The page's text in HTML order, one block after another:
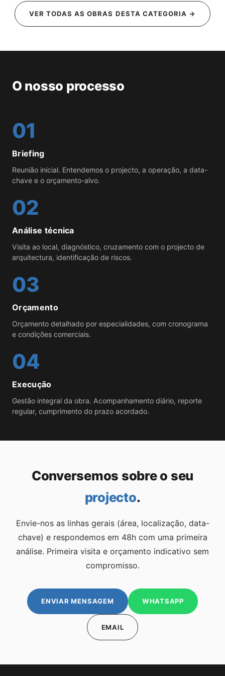
Escritórios EIC
VER TODAS AS OBRAS DESTA CATEGORIA →
O nosso processo
01
Briefing
Reunião inicial. Entendemos o projecto, a operação, a data-
chave e o orçamento-alvo.
02
Análise técnica
Visita ao local, diagnóstico, cruzamento com o projecto de
arquitectura, identificação de riscos.
03
Orçamento
Orçamento detalhado por especialidades, com cronograma
e condições comerciais.
04
Execução
Gestão integral da obra. Acompanhamento diário, reporte
regular, cumprimento do prazo acordado.
Conversemos sobre o seu
projecto.
Envie-nos as linhas gerais (área, localização, data-
chave) e respondemos em 48h com uma primeira
análise. Primeira visita e orçamento indicativo sem
compromisso.
ENVIAR MENSAGEM WHATSAPP
EMAIL